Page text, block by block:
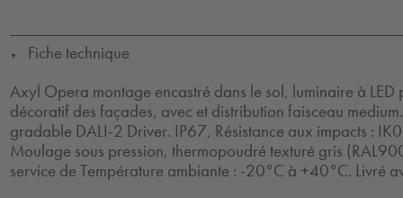
▼
Fiche technique
Axyl Opera montage encastré dans le sol, luminaire à
décoratif des façades, avec et distribution faisceau
gradable DALI-2 Driver. IP67, Résistance aux impacts :
Moulage sous pression, thermopoudré texturé gris
service de Température ambiante : -20°C à +40°C. Livré